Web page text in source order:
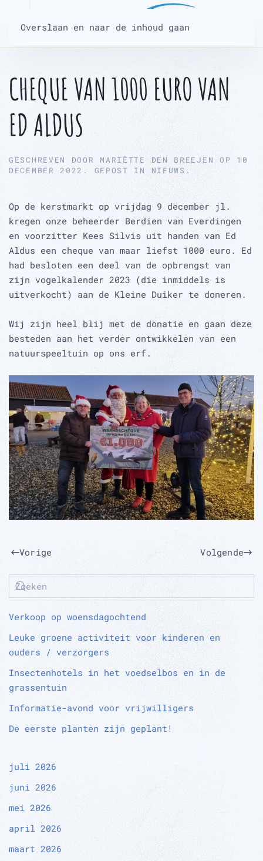
Overslaan en naar de inhoud gaan
CHEQUE VAN 1000 EURO VAN
ED ALDUS
GESCHREVEN DOOR MARIËTTE DEN BREEJEN OP 10
DECEMBER 2022 . GEPOST INNIEUWS.
Op de kerstmarkt op vrijdag 9 december jl.
kregen onze beheerder Berdien van Everdingen
en voorzitter Kees Silvis uit handen van Ed
Aldus een cheque van maar liefst 1000 euro. Ed
had besloten een deel van de opbrengst van
zijn vogelkalender 2023 (die inmiddels is
uitverkocht) aan de Kleine Duiker te doneren.
Wij zijn heel blij met de donatie en gaan deze
besteden aan het verder ontwikkelen van een
natuurspeeltuin op ons erf.
Vorige Volgende
Verkoop op woensdagochtend
Leuke groene activiteit voor kinderen en
ouders / verzorgers
Insectenhotels in het voedselbos en in de
grassentuin
Informatie-avond voor vrijwilligers
De eerste planten zijn geplant!
juli 2026
juni 2026
mei 2026
april 2026
maart 2026